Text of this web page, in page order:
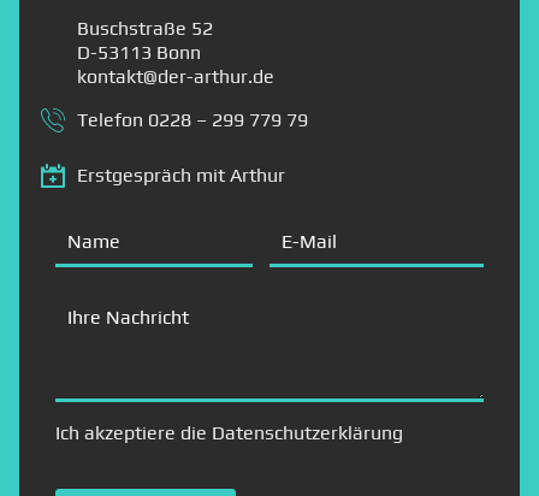
Buschstraße 52
D-53113 Bonn
kontakt@der-arthur.de
Telefon 0228 – 299 779 79
Erstgespräch mit Arthur
Ich akzeptiere die Datenschutzerklärung